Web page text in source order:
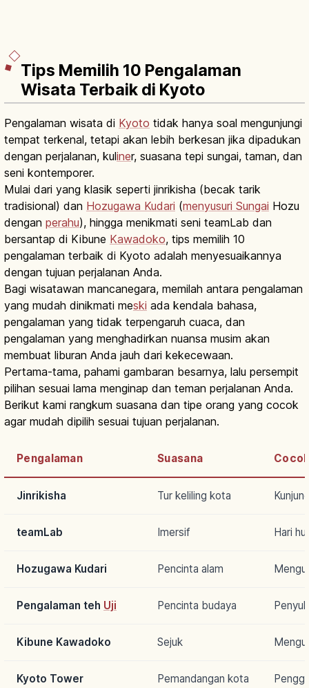
Tips Memilih 10 Pengalaman
Wisata Terbaik di Kyoto
Pengalaman wisata di Kyoto tidak hanya soal mengunjungi
tempat terkenal, tetapi akan lebih berkesan jika dipadukan
dengan perjalanan, kuliner, suasana tepi sungai, taman, dan
seni kontemporer.
Mulai dari yang klasik seperti jinrikisha (becak tarik
tradisional) dan Hozugawa Kudari (menyusuri Sungai Hozu
dengan perahu), hingga menikmati seni teamLab dan
bersantap di Kibune Kawadoko, tips memilih 10
pengalaman terbaik di Kyoto adalah menyesuaikannya
dengan tujuan perjalanan Anda.
Bagi wisatawan mancanegara, memilah antara pengalaman
yang mudah dinikmati meski ada kendala bahasa,
pengalaman yang tidak terpengaruh cuaca, dan
pengalaman yang menghadirkan nuansa musim akan
membuat liburan Anda jauh dari kekecewaan.
Pertama-tama, pahami gambaran besarnya, lalu persempit
pilihan sesuai lama menginap dan teman perjalanan Anda.
Berikut kami rangkum suasana dan tipe orang yang cocok
agar mudah dipilih sesuai tujuan perjalanan.
Pengalaman Suasana
Jinrikisha Tur keliling kota
teamLab Imersif Hari
Hozugawa Kudari Pencinta alam
Pengalaman teh Uji Pencinta budaya
Kibune Kawadoko Sejuk
Kyoto Tower Pemandangan kota